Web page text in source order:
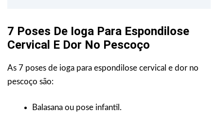
7 Poses De Ioga Para Espondilose
Cervical E Dor No Pescoço
As 7 poses de ioga para espondilose cervical e dor no
pescoço são:
Balasana ou pose infantil.